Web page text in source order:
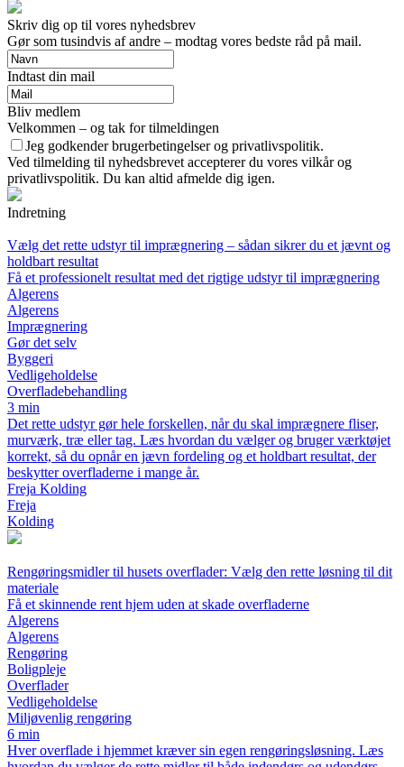
Skriv dig op til vores nyhedsbrev
Gør som tusindvis af andre – modtag vores bedste råd på mail.
Indtast din mail
Bliv medlem
Velkommen – og tak for tilmeldingen
Jeg godkender brugerbetingelser og privatlivspolitik.
Ved tilmelding til nyhedsbrevet accepterer du vores vilkår og
privatlivspolitik. Du kan altid afmelde dig igen.
Indretning
Vælg det rette udstyr til imprægnering – sådan sikrer du et jævnt og
holdbart resultat
Få et professionelt resultat med det rigtige udstyr til imprægnering
Algerens
Algerens
Imprægnering
Gør det selv
Byggeri
Vedligeholdelse
Overfladebehandling
3 min
Det rette udstyr gør hele forskellen, når du skal imprægnere fliser,
murværk, træ eller tag. Læs hvordan du vælger og bruger værktøjet
korrekt, så du opnår en jævn fordeling og et holdbart resultat, der
beskytter overfladerne i mange år.
Freja Kolding
Freja
Kolding
Rengøringsmidler til husets overflader: Vælg den rette løsning til dit
materiale
Få et skinnende rent hjem uden at skade overfladerne
Algerens
Algerens
Rengøring
Boligpleje
Overflader
Vedligeholdelse
Miljøvenlig rengøring
6 min
Hver overflade i hjemmet kræver sin egen rengøringsløsning. Læs